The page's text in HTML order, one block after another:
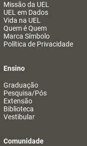
Missão da UEL
UEL em Dados
Vida na UEL
Quem é Quem
Marca Símbolo
Política de Privacidade
Ensino
Graduação
Pesquisa/Pós
Extensão
Biblioteca
Vestibular
Comunidade